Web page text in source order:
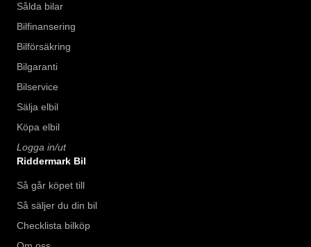
Sålda bilar
Bilfinansering
Bilförsäkring
Bilgaranti
Bilservice
Sälja elbil
Köpa elbil
Logga in/ut
Riddermark Bil
Så går köpet till
Så säljer du din bil
Checklista bilköp